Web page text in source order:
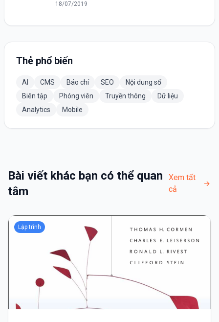
18/07/2019
Thẻ phổ biến
AI CMS Báo chí SEO
Nội dung số
Biên tập
Phóng viên Truyền thông
Dữ liệu
Analytics
Mobile
Bài viết khác bạn có thể quan
tâm
Xem tất
cả
Lập trình